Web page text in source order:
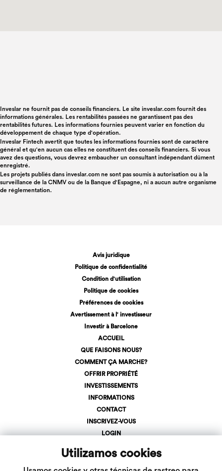
Utilizamos cookies
Inveslar ne fournit pas de conseils financiers. Le site inveslar.com fournit des
informations générales. Les rentabilités passées ne garantissent pas des
rentabilités futures. Les informations fournies peuvent varier en fonction du
développement de chaque type d'opération.
Inveslar Fintech avertit que toutes les informations fournies sont de caractère
général et qu'en aucun cas elles ne constituent des conseils financiers. Si vous
avez des questions, vous devrez embaucher un consultant indépendant dûment
enregistré.
Les projets publiés dans inveslar.com ne sont pas soumis à autorisation ou à la
surveillance de la CNMV ou de la Banque d'Espagne, ni a aucun autre organisme
de réglementation.
Avis juridique
Politique de confidentialité
Condition d'utilisation
Politique de cookies
Préférences de cookies
Avertissement à l' investisseur
Investir à Barcelone
ACCUEIL
QUE FAISONS NOUS?
COMMENT ÇA MARCHE?
OFFRIR PROPRIÉTÉ
INVESTISSEMENTS
INFORMATIONS
CONTACT
INSCRIVEZ-VOUS
LOGIN
info@inveslar.com